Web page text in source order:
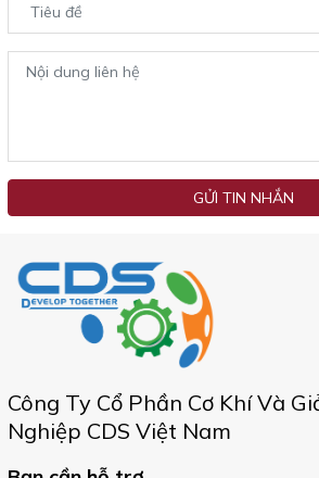
GỬI TIN NHẮN
Công Ty Cổ Phần Cơ Khí Và
Nghiệp CDS Việt Nam